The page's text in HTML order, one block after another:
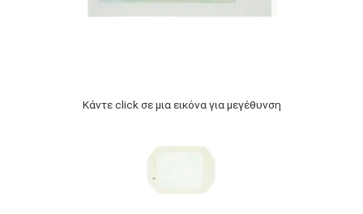
Κάντε click σε μια εικόνα για μεγέθυνση